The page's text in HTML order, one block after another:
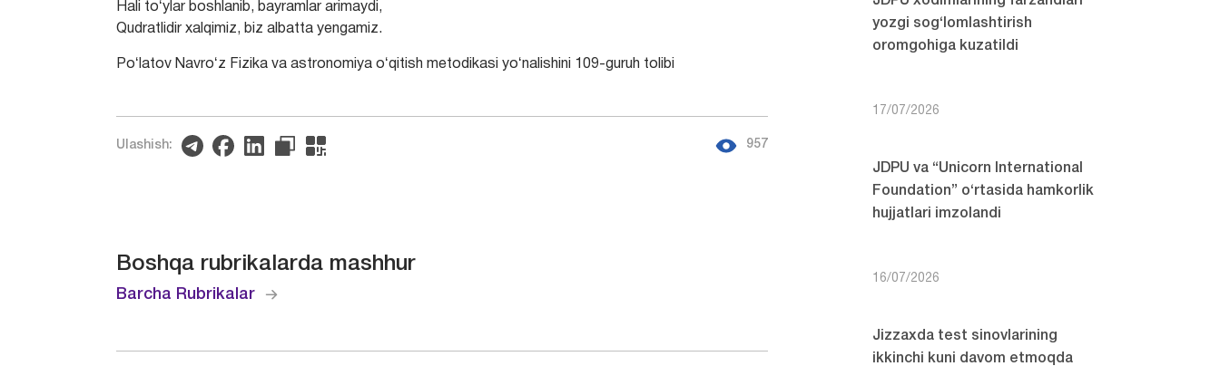
Hali toʻylar boshlanib, bayramlar arimaydi,
Qudratlidir xalqimiz, biz albatta yengamiz.
Poʻlatov Navroʻz Fizika va astronomiya oʻqitish metodikasi yoʻnalishini 109-guruh tolibi
Ulashish: 957
Boshqa rubrikalarda mashhur
Barcha Rubrikalar
yozgi sog‘lomlashtirish
oromgohiga kuzatildi
17/07/2026
JDPU va “Unicorn International
Foundation” o‘rtasida hamkorlik
hujjatlari imzolandi
16/07/2026
Jizzaxda test sinovlarining
ikkinchi kuni davom etmoqda